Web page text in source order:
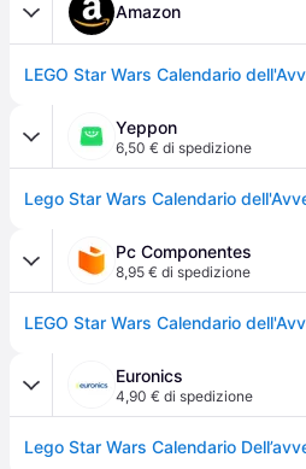
Amazon
Yeppon
6,50 € di spedizione
Pc Componentes
8,95 € di spedizione
Euronics
4,90 € di spedizione